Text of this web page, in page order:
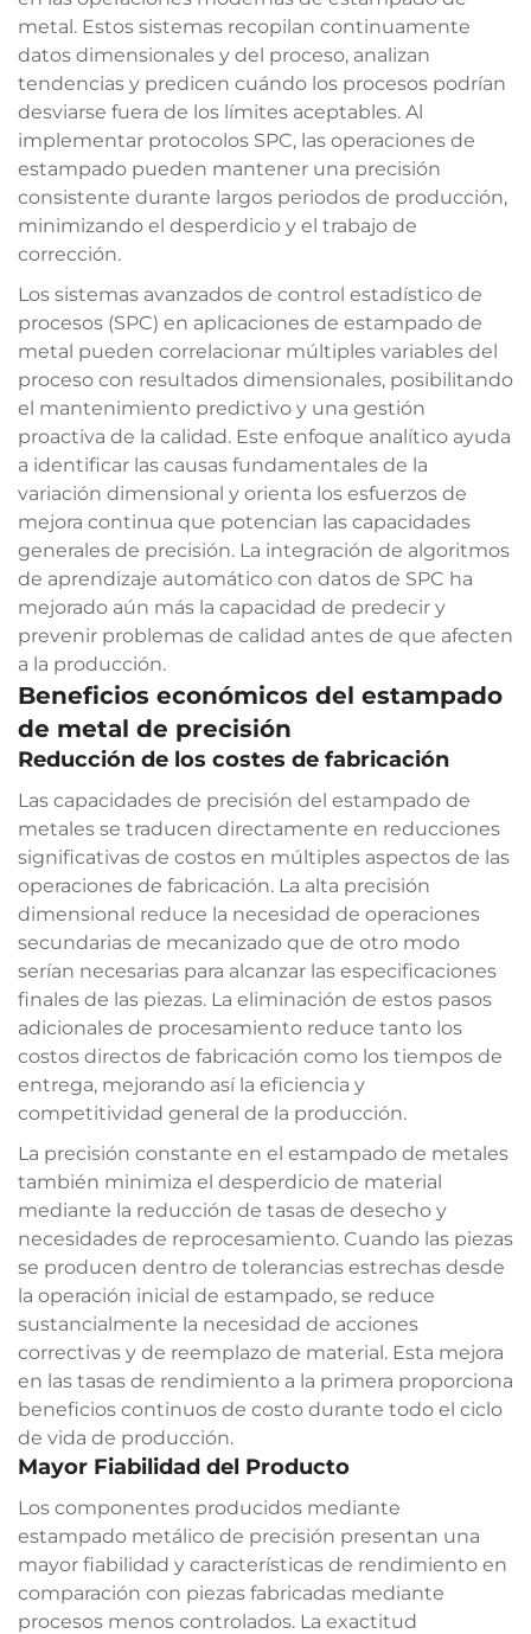
metal. Estos sistemas recopilan continuamente
datos dimensionales y del proceso, analizan
tendencias y predicen cuándo los procesos podrían
desviarse fuera de los límites aceptables. Al
implementar protocolos SPC, las operaciones de
estampado pueden mantener una precisión
consistente durante largos periodos de producción,
minimizando el desperdicio y el trabajo de
corrección.
Los sistemas avanzados de control estadístico de
procesos (SPC) en aplicaciones de estampado de
metal pueden correlacionar múltiples variables del
proceso con resultados dimensionales, posibilitando
el mantenimiento predictivo y una gestión
proactiva de la calidad. Este enfoque analítico ayuda
a identificar las causas fundamentales de la
variación dimensional y orienta los esfuerzos de
mejora continua que potencian las capacidades
generales de precisión. La integración de algoritmos
de aprendizaje automático con datos de SPC ha
mejorado aún más la capacidad de predecir y
prevenir problemas de calidad antes de que afecten
a la producción.
Beneficios económicos del estampado
de metal de precisión
Reducción de los costes de fabricación
Las capacidades de precisión del estampado de
metales se traducen directamente en reducciones
significativas de costos en múltiples aspectos de las
operaciones de fabricación. La alta precisión
dimensional reduce la necesidad de operaciones
secundarias de mecanizado que de otro modo
serían necesarias para alcanzar las especificaciones
finales de las piezas. La eliminación de estos pasos
adicionales de procesamiento reduce tanto los
costos directos de fabricación como los tiempos de
entrega, mejorando así la eficiencia y
competitividad general de la producción.
La precisión constante en el estampado de metales
también minimiza el desperdicio de material
mediante la reducción de tasas de desecho y
necesidades de reprocesamiento. Cuando las piezas
se producen dentro de tolerancias estrechas desde
la operación inicial de estampado, se reduce
sustancialmente la necesidad de acciones
correctivas y de reemplazo de material. Esta mejora
en las tasas de rendimiento a la primera proporciona
beneficios continuos de costo durante todo el ciclo
de vida de producción.
Mayor Fiabilidad del Producto
Los componentes producidos mediante
estampado metálico de precisión presentan una
mayor fiabilidad y características de rendimiento en
comparación con piezas fabricadas mediante
procesos menos controlados. La exactitud